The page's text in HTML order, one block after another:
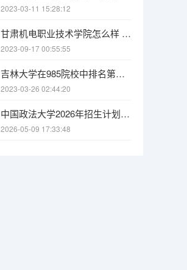
2023-03-11 15:28:12
甘肃机电职业技术学院怎么样 甘肃机电职业技术学院专业和录取分数线介绍
2023-09-17 00:55:55
吉林大学在985院校中排名第几 浙江专科学校排名
2023-03-26 02:44:20
中国政法大学2026年招生计划（法学扩招）
2026-05-09 17:33:48